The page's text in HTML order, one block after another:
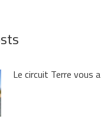
Le circuit Terre vous